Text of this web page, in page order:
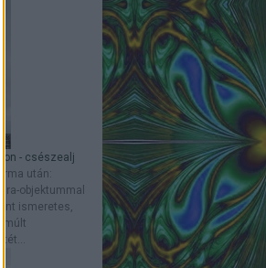
- csészealj
után:
objektummal
ismeretes,